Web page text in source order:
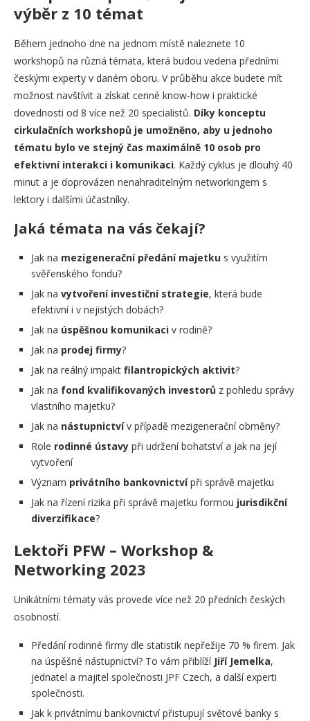
výběr z 10 témat
Během jednoho dne na jednom místě naleznete 10
workshopů na různá témata, která budou vedena předními
českými experty v daném oboru. V průběhu akce budete mít
možnost navštívit a získat cenné know-how i praktické
dovednosti od 8 více než 20 specialistů. Díky konceptu
cirkulačních workshopů je umožněno, aby u jednoho
tématu bylo ve stejný čas maximálně 10 osob pro
efektivní interakci i komunikaci. Každý cyklus je dlouhý 40
minut a je doprovázen nenahraditelným networkingem s
lektory i dalšími účastníky.
Jaká témata na vás čekají?
Jak na mezigenerační předání majetku s využitím
svěřenského fondu?
Jak na vytvoření investiční strategie, která bude
efektivní i v nejistých dobách?
Jak na úspěšnou komunikaci v rodině?
Jak na prodej firmy?
Jak na reálný impakt filantropických aktivit?
Jak na fond kvalifikovaných investorů z pohledu správy
vlastního majetku?
Jak na nástupnictvív případě mezigenerační obměny?
Role rodinné ústavy při udržení bohatství a jak na její
vytvoření
Význam privátního bankovnictvípři správě majetku
Jak na řízení rizika při správě majetku formou jurisdikční
diverzifikace?
Lektoři PFW – Workshop &
Networking 2023
Unikátními tématy vás provede více než 20 předních českých
osobností.
Předání rodinné firmy dle statistik nepřežije 70 % firem. Jak
na úspěšné nástupnictví? To vám přiblíží Jiří Jemelka,
jednatel a majitel společnosti JPF Czech, a další experti
společnosti.
Jak k privátnímu bankovnictví přistupují světové banky s